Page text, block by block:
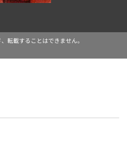
転載することはできません。